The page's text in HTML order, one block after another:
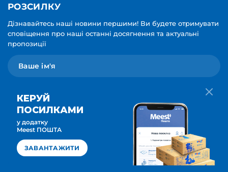
РОЗСИЛКУ
Дізнавайтесь наші новини першими! Ви будете отримувати
сповіщення про наші останні досягнення та актуальні
пропозиції
Мова для вашої розсилки
Українська
ПІДПИСАТИСЯ
КЕРУЙ
ПОСИЛКАМИ
у додатку
Meest ПОШТА
ЗАВАНТАЖИТИ